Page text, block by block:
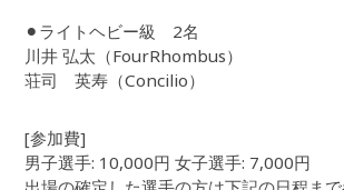
⚫︎ライトヘビー級 2名
川井 弘太（FourRhombus）
荘司 英寿（Concilio）
[参加費]
男子選手: 10,000円 女子選手: 7,000円